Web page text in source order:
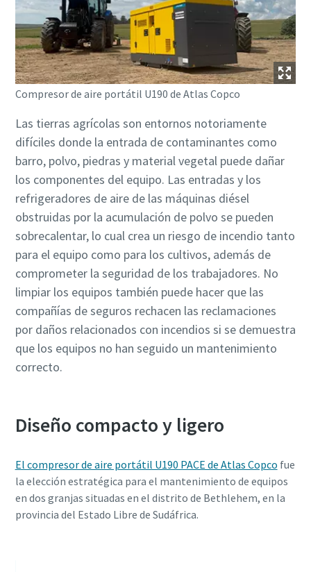
Compresor de aire portátil U190 de Atlas Copco
Las tierras agrícolas son entornos notoriamente
difíciles donde la entrada de contaminantes como
barro, polvo, piedras y material vegetal puede dañar
los componentes del equipo. Las entradas y los
refrigeradores de aire de las máquinas diésel
obstruidas por la acumulación de polvo se pueden
sobrecalentar, lo cual crea un riesgo de incendio tanto
para el equipo como para los cultivos, además de
comprometer la seguridad de los trabajadores. No
limpiar los equipos también puede hacer que las
compañías de seguros rechacen las reclamaciones
por daños relacionados con incendios si se demuestra
que los equipos no han seguido un mantenimiento
correcto.
Diseño compacto y ligero
El compresor de aire portátil U190 PACE de Atlas Copco fue
la elección estratégica para el mantenimiento de equipos
en dos granjas situadas en el distrito de Bethlehem, en la
provincia del Estado Libre de Sudáfrica.